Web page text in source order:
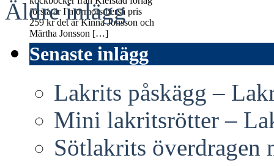
första är I mormors berså pris
259 kr det är Kinna Jonsson och
Märtha Jonsson […]
Äldre inlägg
Senaste inlägg
Lakrits påskägg –
Mini lakritsrötter –
Sötlakrits överdragen